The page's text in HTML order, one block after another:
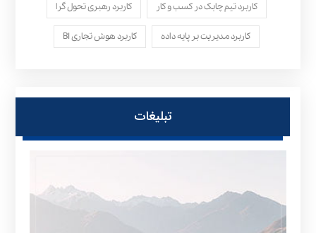
کاربرد تیم چابک در کسب و کار کاربرد رهبری تحول‌ گرا
کاربرد مدیریت بر پایه داده کاربرد هوش تجاری BI
تبلیغات